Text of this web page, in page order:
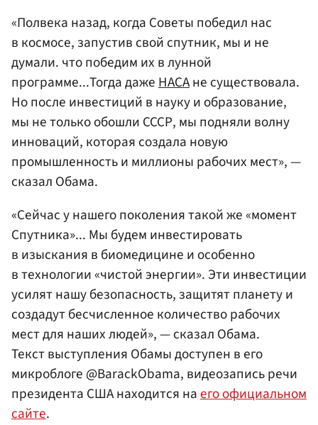
«Полвека назад, когда Советы победил нас
в космосе, запустив свой спутник, мы и не
думали. что победим их в лунной
программе...Тогда дажеНАСАне существовала.
Но после инвестиций в науку и образование,
мы не только обошли СССР, мы подняли волну
инноваций, которая создала новую
промышленность и миллионы рабочих мест», —
сказал Обама.
«Сейчас у нашего поколения такой же «момент
Спутника»... Мы будем инвестировать
в изыскания в биомедицине и особенно
в технологии «чистой энергии». Эти инвестиции
усилят нашу безопасность, защитят планету и
создадут бесчисленное количество рабочих
мест для наших людей», — сказал Обама.
Текст выступления Обамы доступен в его
микроблоге @BarackObama, видеозапись речи
президента США находится наего официальном
сайте.